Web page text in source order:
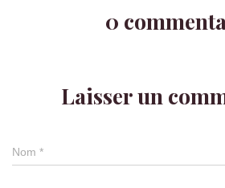
0
Laisser un
Nom *